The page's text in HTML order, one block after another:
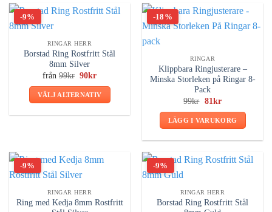
-9%
RINGAR HERR
Borstad Ring Rostfritt Stål
8mm Silver
från 99kr Det
priset
var:
99kr.
90krDet
priset
är:
90kr.
VÄLJ ALTERNATIV
flera
varianter.
olika
-18%
RINGAR
Klippbara Ringjusterare –
Minska Storleken på Ringar 8-
Pack
99kr Det
priset
var:
99kr.
81krDet
priset
är:
81kr.
LÄGG I VARUKORG
-9%
RINGAR HERR
Ring med Kedja 8mm Rostfritt
-9%
RINGAR HERR
Borstad Ring Rostfritt Stål